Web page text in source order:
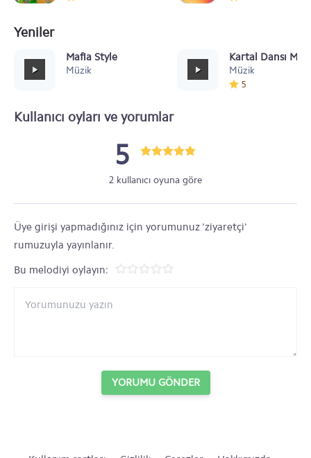
Yeniler
Mafia Style
Müzik
Kartal Dansı
Müzik
5
Kullanıcı oyları ve yorumlar
5
2 kullanıcı oyuna göre
Üye girişi yapmadığınız için yorumunuz 'ziyaretçi'
rumuzuyla yayınlanır.
Bu melodiyi oylayın:
YORUMU GÖNDER